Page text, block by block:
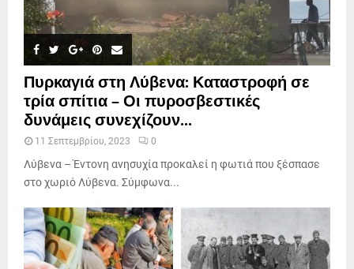
Πυρκαγιά στη Λύβενα: Καταστροφή σε
τρία σπίτια – Οι πυροσβεστικές
δυνάμεις συνεχίζουν...
11 Σεπτεμβρίου, 2023 0
Λύβενα – Έντονη ανησυχία προκαλεί η φωτιά που ξέσπασε
στο χωριό Λύβενα. Σύμφωνα...